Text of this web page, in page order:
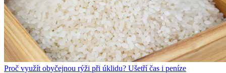
Proč využít obyčejnou rýži při úklidu? Ušetří čas i peníze